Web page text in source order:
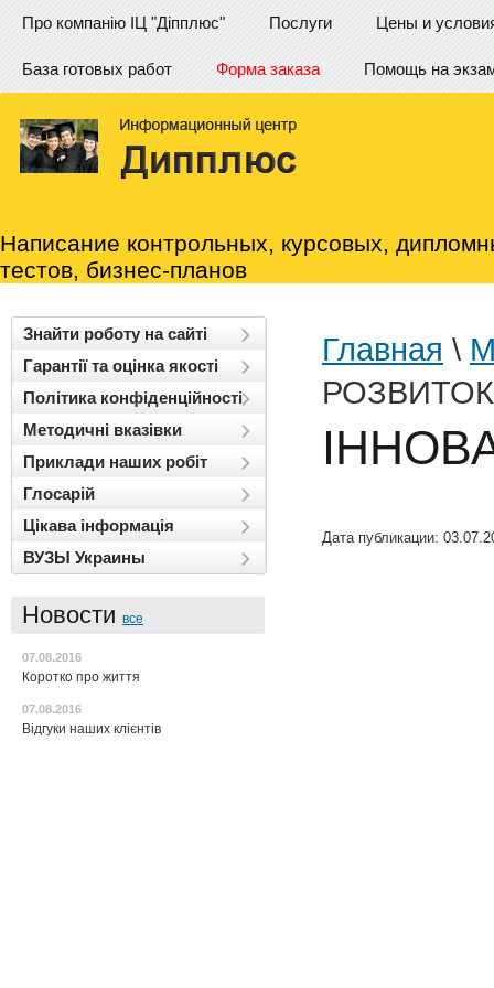
Про компанію ІЦ "Діпплюс" Послуги Цены и
База готовых работ Форма заказа Помощь на
Написание контрольных, курсовых,
тестов, бизнес-планов
Знайти роботу на сайті
Гарантії та оцінка якості
Політика конфіденційності
Методичні вказівки
Приклади наших робіт
Глосарій
Цікава інформація
ВУЗЫ Украины
Новости все
07.08.2016
Коротко про життя
07.08.2016
Відгуки наших клієнтів
Главная \
Дата публикации: